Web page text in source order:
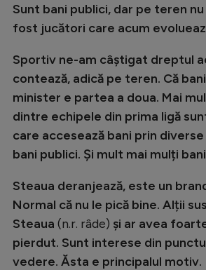
Sunt bani publici, dar pe teren
fost jucători care acum
Sportiv ne-am câștigat dreptul
contează, adică pe teren. Că
minister e partea a doua. Mai
dintre echipele din prima ligă
care accesează bani prin
bani publici. Și mult mai mulți
Steaua deranjează, este un
Normal că nu le pică bine. Alții
Steaua (n.r. râde) și ar avea
pierdut. Sunt interese din
vedere. Ăsta e principalul motiv.